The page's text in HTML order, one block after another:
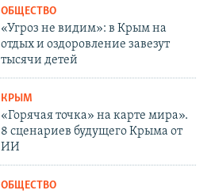
ОБЩЕСТВО
«Угроз не видим»: в Крым на
отдых и оздоровление завезут
тысячи детей
КРЫМ
«Горячая точка» на карте мира».
8 сценариев будущего Крыма от
ИИ
ОБЩЕСТВО